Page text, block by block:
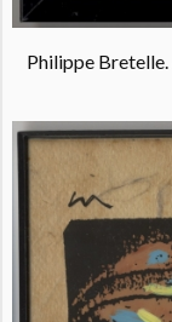
Philippe Bretelle.